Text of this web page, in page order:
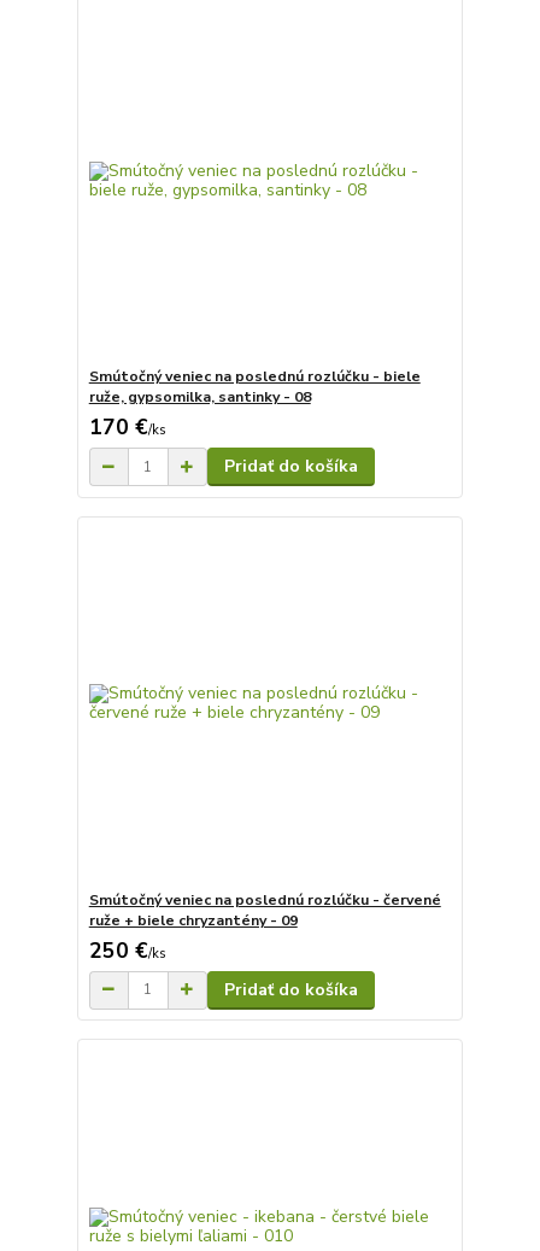
Smútočný veniec na poslednú rozlúčku - biele
ruže, gypsomilka, santinky - 08
170 €/ks
Pridať do košíka
Smútočný veniec na poslednú rozlúčku - červené
ruže + biele chryzantény - 09
250 €/ks
Pridať do košíka